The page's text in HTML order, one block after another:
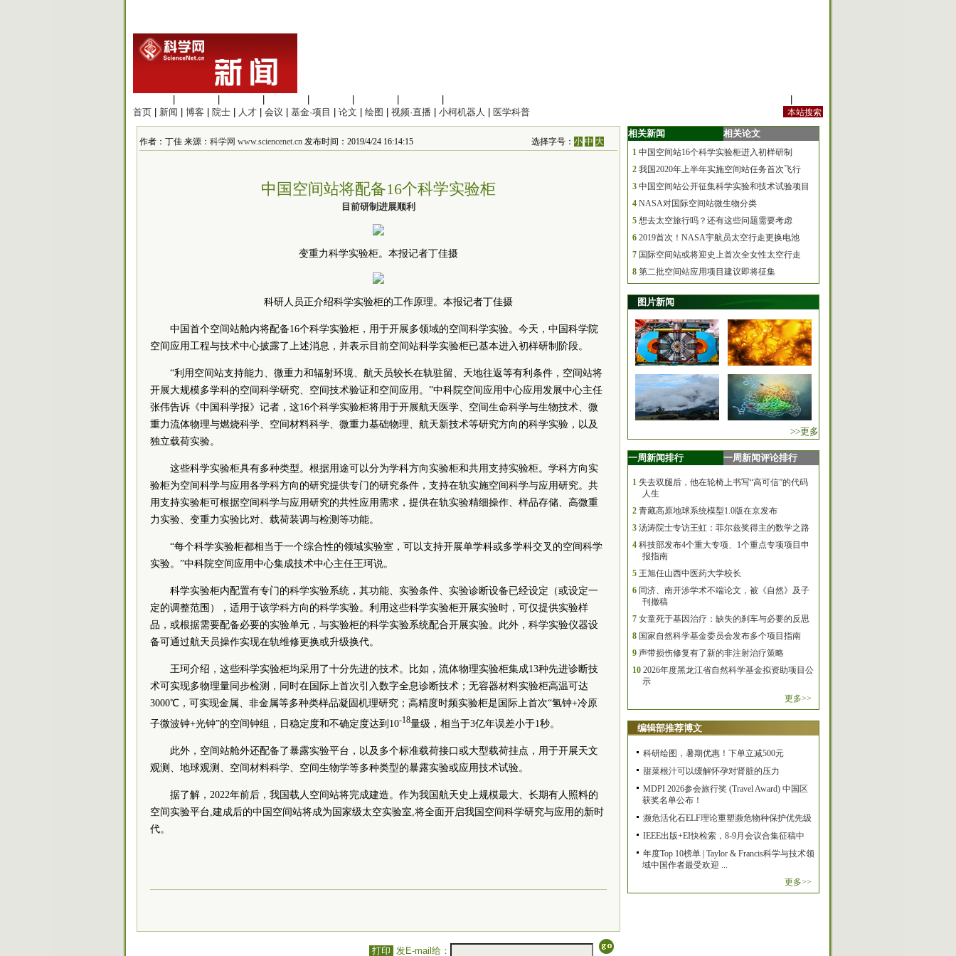
首页
新闻 博客 院士 人才 会议 基金·项目 论文 绘图 视频·直播 小柯机器人 医学科普
作者：丁佳 来源： 科学网 www.sciencenet.cn 发布时间：2019/4/24 16:14:15 选择字号：小 中 大
中国空间站将配备16个科学实验柜
目前研制进展顺利
变重力科学实验柜。本报记者丁佳摄
科研人员正介绍科学实验柜的工作原理。本报记者丁佳摄
中国首个空间站舱内将配备16个科学实验柜，用于开展多领域的空间科学实验。今天，中国科学院
空间应用工程与技术中心披露了上述消息，并表示目前空间站科学实验柜已基本进入初样研制阶段。
“利用空间站支持能力、微重力和辐射环境、航天员较长在轨驻留、天地往返等有利条件，空间站将
开展大规模多学科的空间科学研究、空间技术验证和空间应用。”中科院空间应用中心应用发展中心主任
张伟告诉《中国科学报》记者，这16个科学实验柜将用于开展航天医学、空间生命科学与生物技术、微
重力流体物理与燃烧科学、空间材料科学、微重力基础物理、航天新技术等研究方向的科学实验，以及
独立载荷实验。
这些科学实验柜具有多种类型。根据用途可以分为学科方向实验柜和共用支持实验柜。学科方向实
验柜为空间科学与应用各学科方向的研究提供专门的研究条件，支持在轨实施空间科学与应用研究。共
用支持实验柜可根据空间科学与应用研究的共性应用需求，提供在轨实验精细操作、样品存储、高微重
力实验、变重力实验比对、载荷装调与检测等功能。
“每个科学实验柜都相当于一个综合性的领域实验室，可以支持开展单学科或多学科交叉的空间科学
实验。”中科院空间应用中心集成技术中心主任王珂说。
科学实验柜内配置有专门的科学实验系统，其功能、实验条件、实验诊断设备已经设定（或设定一
定的调整范围），适用于该学科方向的科学实验。利用这些科学实验柜开展实验时，可仅提供实验样
品，或根据需要配备必要的实验单元，与实验柜的科学实验系统配合开展实验。此外，科学实验仪器设
备可通过航天员操作实现在轨维修更换或升级换代。
王珂介绍，这些科学实验柜均采用了十分先进的技术。比如，流体物理实验柜集成13种先进诊断技
术可实现多物理量同步检测，同时在国际上首次引入数字全息诊断技术；无容器材料实验柜高温可达
3000℃，可实现金属、非金属等多种类样品凝固机理研究；高精度时频实验柜是国际上首次“氢钟+冷原
子微波钟+光钟”的空间钟组，日稳定度和不确定度达到10-18量级，相当于3亿年误差小于1秒。
此外，空间站舱外还配备了暴露实验平台，以及多个标准载荷接口或大型载荷挂点，用于开展天文
观测、地球观测、空间材料科学、空间生物学等多种类型的暴露实验或应用技术试验。
据了解，2022年前后，我国载人空间站将完成建造。作为我国航天史上规模最大、长期有人照料的
空间实验平台,建成后的中国空间站将成为国家级太空实验室,将全面开启我国空间科学研究与应用的新时
代。
打印 发E-mail给：
相关新闻 相关论文
1 中国空间站16个科学实验柜进入初样研制
2 我国2020年上半年实施空间站任务首次飞行
3 中国空间站公开征集科学实验和技术试验项目
4 NASA对国际空间站微生物分类
5 想去太空旅行吗？还有这些问题需要考虑
6 2019首次！NASA宇航员太空行走更换电池
7 国际空间站或将迎史上首次全女性太空行走
8 第二批空间站应用项目建议即将征集
图片新闻
>>更多
一周新闻排行 一周新闻评论排行
1 失去双腿后，他在轮椅上书写“高可信”的代码
人生
2 青藏高原地球系统模型1.0版在京发布
3 汤涛院士专访王虹：菲尔兹奖得主的数学之路
4 科技部发布4个重大专项、1个重点专项项目申
报指南
5 王旭任山西中医药大学校长
6 同济、南开涉学术不端论文，被《自然》及子
刊撤稿
7 女童死于基因治疗：缺失的刹车与必要的反思
8 国家自然科学基金委员会发布多个项目指南
9 声带损伤修复有了新的非注射治疗策略
10 2026年度黑龙江省自然科学基金拟资助项目公
示
更多>>
编辑部推荐博文
科研绘图，暑期优惠！下单立减500元
甜菜根汁可以缓解怀孕对肾脏的压力
MDPI 2026参会旅行奖 (Travel Award) 中国区
获奖名单公布！
濒危活化石ELF理论重塑濒危物种保护优先级
IEEE出版+EI快检索，8-9月会议合集征稿中
年度Top 10榜单 | Taylor & Francis科学与技术领
域中国作者最受欢迎 ...
更多>>